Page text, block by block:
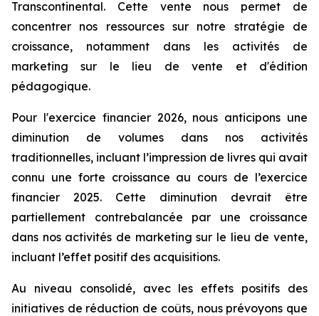
Transcontinental. Cette vente nous permet de
concentrer nos ressources sur notre stratégie de
croissance, notamment dans les activités de
marketing sur le lieu de vente et d'édition
pédagogique.
Pour l'exercice financier 2026, nous anticipons une
diminution de volumes dans nos activités
traditionnelles, incluant l’impression de livres qui avait
connu une forte croissance au cours de l’exercice
financier 2025. Cette diminution devrait être
partiellement contrebalancée par une croissance
dans nos activités de marketing sur le lieu de vente,
incluant l’effet positif des acquisitions.
Au niveau consolidé, avec les effets positifs des
initiatives de réduction de coûts, nous prévoyons que